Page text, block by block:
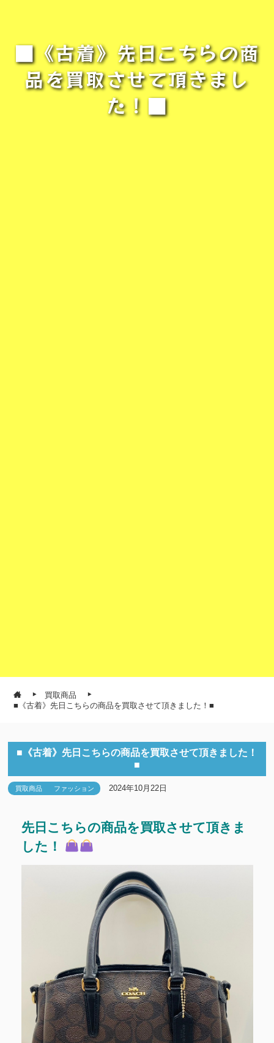
■《古着》先日こちらの商
品を買取させて頂きまし
た！■
買取商品
■《古着》先日こちらの商品を買取させて頂きました！■
■《古着》先日こちらの商品を買取させて頂きました！
■
買取商品 ファッション 2024年10月22日
先日こちらの商品を買取させて頂きま
した！